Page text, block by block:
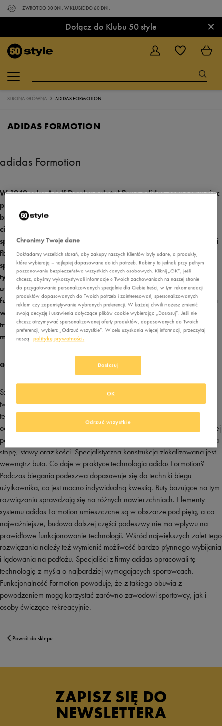
ZWROT DO 30 DNI. W KLUBIE DO 60 DNI.
Dołącz do Klubu 50 style ×
STRONA GŁÓWNA ADIDAS FORMOTION
ADIDAS FORMOTION
adidas Formotion
W 1949 roku Adolf Dassler założył firmę adidas, rozpoczynając
przygodę jednego z najbardziej rozpoznawalnych dziś
brandów odzieżowych. Produkty sygnowane trzema paskami
cieszą się zainteresowaniem zarówno profesjonalnych
sportowców, jak amatorów będących sympatykami aktywności
fizycznej. Ponadto niemiecką markę cenią też fani streetwearu i
sportowego stylu. 70 lat obecności na rynku zaowocowało nie
tylko szeroką gamą różnorodnych produktów, ale również
uzupełnieniem portfolio firmy o szereg nowoczesnych i
funkcjonalnych rozwiązań, dzięki którym użytkownicy zyskują
wyjątkowy komfort i bezpieczeństwo. adidas Formotion to
trójwymiarowa technologia, która oferuje maksimum wygody
miłośnikom aktywności fizycznej.
adidas Formotion – sport pod kontrolą
Szukasz butów, które pozwolą ci komfortowo i bezpiecznie korzystać z
twojej ulubionej dyscypliny sportowej? Obuwie wyposażone w
technologię adidas Formotion bez cienia wątpliwości podoła
oczekiwaniom nawet najbardziej wymagających osób. System aktywnej
podeszwy zapewnia optymalną kontrolę nad siłami odziaływującymi na
stopę, stawy oraz kości. Specjalistyczna konstrukcja zlokalizowana jest
wewnątrz buta. Co daje w praktyce technologia adidas Formotion?
Podczas biegania podeszwa dopasowuje się do techniki biegu
użytkownika, co jest mocno indywidualną kwestią. Buty bazujące na tym
rozwiązaniu sprawdzają się na różnych nawierzchniach. Elementy
systemu adidas Formotion umieszczane są w obszarze pod piętą, a co
najważniejsze, budowa dalszej części podeszwy nie ma wpływu na
prawidłowe funkcjonowanie technologii. Wśród największych zalet tego
rozwiązania należy też wymienić możliwość bardzo płynnego wybijania
i lądowania na podłożu. Specjaliści z firmy adidas opracowali tę
technologię z myślą o najbardziej wymagających sportowcach.
Funkcjonalność Formotion powoduje, że z takiego obuwia z
powodzeniem mogą korzystać zarówno zawodowi sportowcy, jak i
osoby ćwiczące rekreacyjnie.
Powrót do sklepu
ZAPISZ SIĘ DO
NEWSLETTERA
Chronimy Twoje dane
Dokładamy wszelkich starań, aby zakupy naszych Klientów były udane, a produkty,
które wybierają – najlepiej dopasowane do ich potrzeb. Robimy to jednak przy pełnym
poszanowaniu bezpieczeństwa wszystkich danych osobowych. Kliknij „OK”, jeśli
chcesz, abyśmy wykorzystywali informacje o Twoich zachowaniach na naszej stronie
do przygotowania personalizowanych specjalnie dla Ciebie treści, w tym rekomendacji
produktów dopasowanych do Twoich potrzeb i zainteresowań, spersonalizowanych
reklam czy zapamiętywanie wybranych preferencji. W każdej chwili możesz zmienić
swoją decyzję i ustawienia dotyczące plików cookie wybierając „Dostosuj”. Jeśli nie
chcesz otrzymywać spersonalizowanej oferty produktów, dopasowanych do Twoich
preferencji, wybierz „Odrzuć wszystkie”. W celu uzyskania więcej informacji, przeczytaj
naszą
politykę prywatności.
Dostosuj
Odrzuć wszystkie
OK